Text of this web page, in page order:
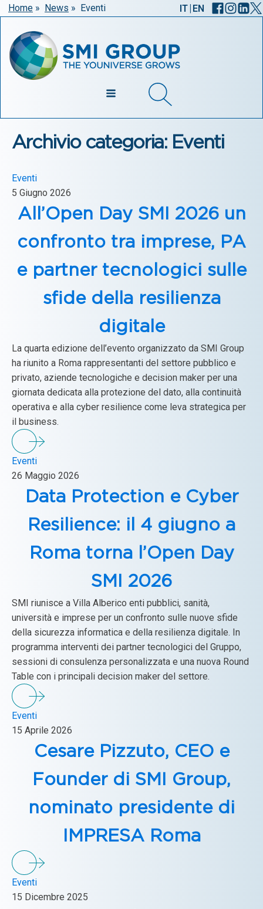
Home » News » Eventi IT| EN
Archivio categoria: Eventi
Eventi
5 Giugno 2026
All’Open Day SMI 2026 un
confronto tra imprese, PA
e partner tecnologici sulle
sfide della resilienza
digitale
La quarta edizione dell’evento organizzato da SMI Group
ha riunito a Roma rappresentanti del settore pubblico e
privato, aziende tecnologiche e decision maker per una
giornata dedicata alla protezione del dato, alla continuità
operativa e alla cyber resilience come leva strategica per
il business.
Eventi
26 Maggio 2026
Data Protection e Cyber
Resilience: il 4 giugno a
Roma torna l’Open Day
SMI 2026
SMI riunisce a Villa Alberico enti pubblici, sanità,
università e imprese per un confronto sulle nuove sfide
della sicurezza informatica e della resilienza digitale. In
programma interventi dei partner tecnologici del Gruppo,
sessioni di consulenza personalizzata e una nuova Round
Table con i principali decision maker del settore.
Eventi
15 Aprile 2026
Cesare Pizzuto, CEO e
Founder di SMI Group,
nominato presidente di
IMPRESA Roma
Eventi
15 Dicembre 2025